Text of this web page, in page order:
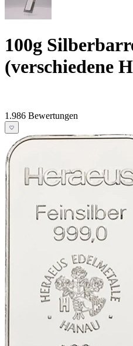
100g
(verschiedene
1.986 Bewertungen